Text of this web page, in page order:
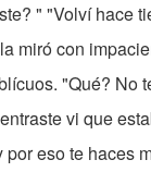
" "Volví hace
miró con
"Qué? No
vi que
eso te haces